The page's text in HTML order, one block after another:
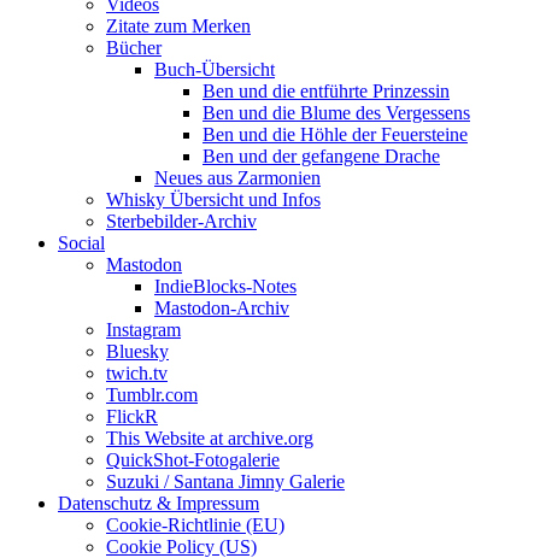
Videos
Zitate zum Merken
Bücher
Buch-Übersicht
Ben und die entführte Prinzessin
Ben und die Blume des Vergessens
Ben und die Höhle der Feuersteine
Ben und der gefangene Drache
Neues aus Zarmonien
Whisky Übersicht und Infos
Sterbebilder-Archiv
Social
Mastodon
IndieBlocks-Notes
Mastodon-Archiv
Instagram
Bluesky
twich.tv
Tumblr.com
FlickR
This Website at archive.org
QuickShot-Fotogalerie
Suzuki / Santana Jimny Galerie
Datenschutz & Impressum
Cookie-Richtlinie (EU)
Cookie Policy (US)